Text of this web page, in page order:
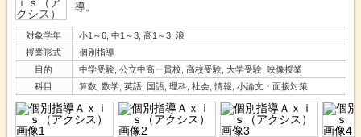
導。
対象学年
小1～6, 中1～3, 高1～3, 浪
授業形式
個別指導
目的
中学受験, 公立中高一貫校, 高校受験, 大学受験, 映像授業
科目
算数, 数学, 英語, 国語, 理科, 社会, 情報, 小論文・面接対策